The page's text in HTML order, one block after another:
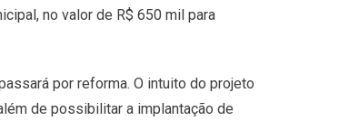
no valor de R$ 650 mil para
por reforma. O intuito do projeto
de possibilitar a implantação de